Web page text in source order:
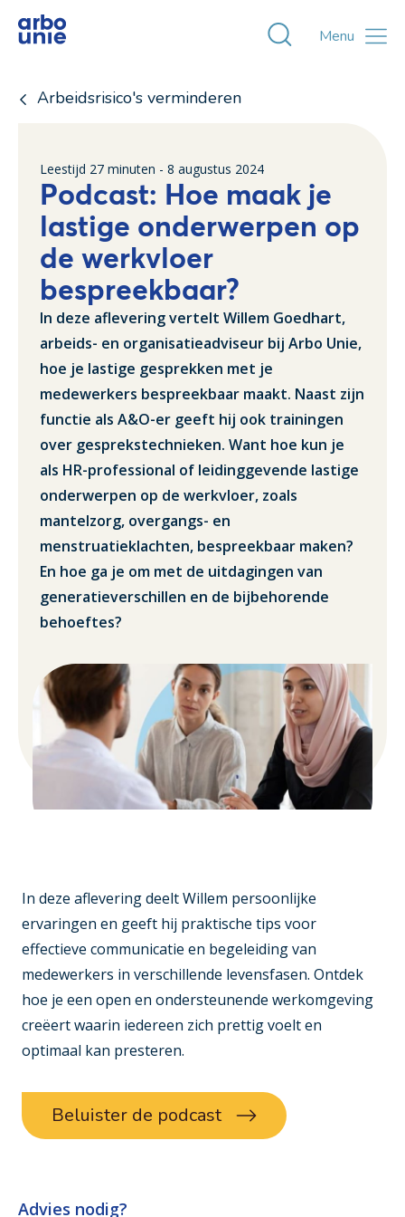
Toggle
Menu
Arbeidsrisico's verminderen
Leestijd 27 minuten - 8 augustus 2024
Podcast: Hoe maak je
lastige onderwerpen op
de werkvloer
bespreekbaar?
In deze aflevering vertelt Willem Goedhart,
arbeids- en organisatieadviseur bij Arbo Unie,
hoe je lastige gesprekken met je
medewerkers bespreekbaar maakt. Naast zijn
functie als A&O-er geeft hij ook trainingen
over gesprekstechnieken. Want hoe kun je
als HR-professional of leidinggevende lastige
onderwerpen op de werkvloer, zoals
mantelzorg, overgangs- en
menstruatieklachten, bespreekbaar maken?
En hoe ga je om met de uitdagingen van
generatieverschillen en de bijbehorende
behoeftes?
In deze aflevering deelt Willem persoonlijke
ervaringen en geeft hij praktische tips voor
effectieve communicatie en begeleiding van
medewerkers in verschillende levensfasen. Ontdek
hoe je een open en ondersteunende werkomgeving
creëert waarin iedereen zich prettig voelt en
optimaal kan presteren.
Beluister de podcast
Advies nodig?